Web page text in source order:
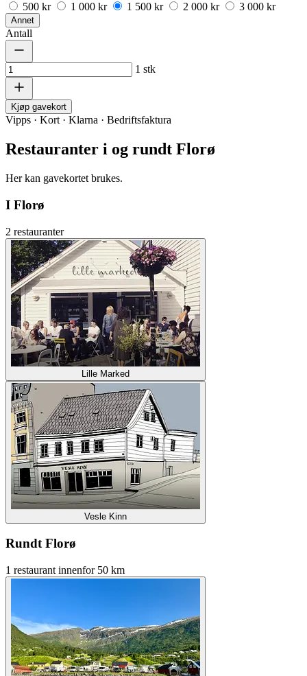
500 kr
1 000 kr 1 500 kr 2 000 kr 3 000 kr
Annet
Antall
1 stk
Kjøp gavekort
Vipps · Kort · Klarna · Bedriftsfaktura
Restauranter i og rundt Florø
Her kan gavekortet brukes.
I Florø
2 restauranter
Lille Marked
Vesle Kinn
Rundt Florø
1 restaurant innenfor 50 km